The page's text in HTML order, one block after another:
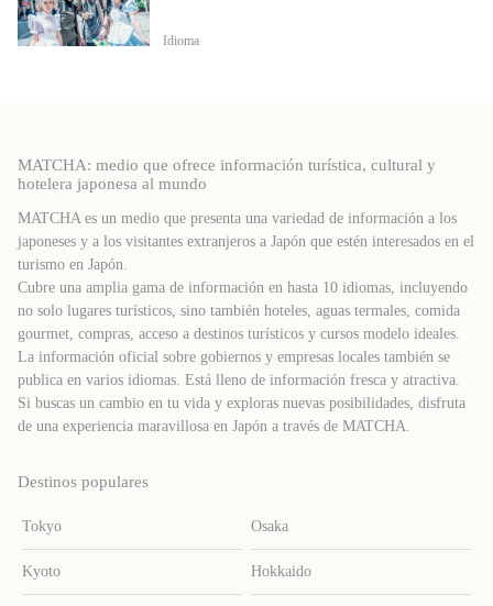
Idioma
MATCHA: medio que ofrece información turística, cultural y
hotelera japonesa al mundo
MATCHA es un medio que presenta una variedad de información a los
japoneses y a los visitantes extranjeros a Japón que estén interesados ​​en el
turismo en Japón.
Cubre una amplia gama de información en hasta 10 idiomas, incluyendo
no solo lugares turísticos, sino también hoteles, aguas termales, comida
gourmet, compras, acceso a destinos turísticos y cursos modelo ideales.
La información oficial sobre gobiernos y empresas locales también se
publica en varios idiomas. Está lleno de información fresca y atractiva.
Si buscas un cambio en tu vida y exploras nuevas posibilidades, disfruta
de una experiencia maravillosa en Japón a través de MATCHA.
Destinos populares
Tokyo Osaka
Kyoto Hokkaido